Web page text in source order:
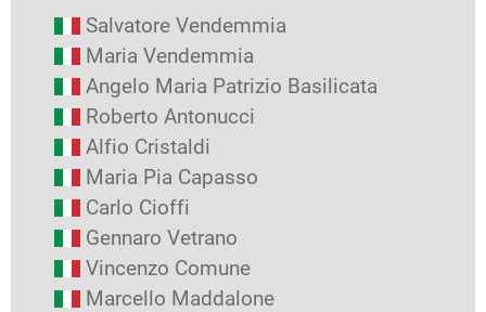
Salvatore Vendemmia
Maria Vendemmia
Angelo Maria Patrizio Basilicata
Roberto Antonucci
Alfio Cristaldi
Maria Pia Capasso
Carlo Cioffi
Gennaro Vetrano
Vincenzo Comune
Marcello Maddalone